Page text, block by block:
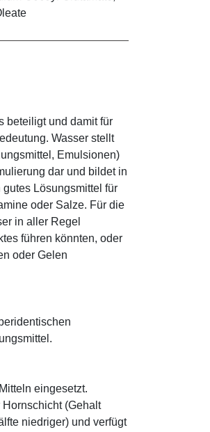
beteiligt und damit für
Wasser stellt
Emulsionen)
dar und bildet in
Lösungsmittel für
oder Salze. Für die
in aller Regel
führen könnten, oder
oder Gelen
eingesetzt.
(Gehalt
niedriger) und verfügt